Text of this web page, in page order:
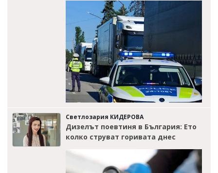
Светлозария КИДЕРОВА
Дизелът поевтиня в България: Ето
колко струват горивата днес